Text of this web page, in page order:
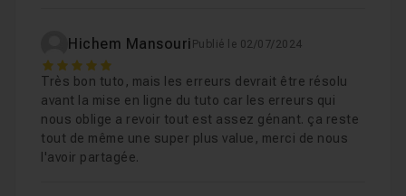
Hichem Mansouri Publié le 02/07/2024
5
Très bon tuto, mais les erreurs devrait être résolu
avant la mise en ligne du tuto car les erreurs qui
nous oblige a revoir tout est assez génant. ça reste
tout de même une super plus value, merci de nous
l'avoir partagée.